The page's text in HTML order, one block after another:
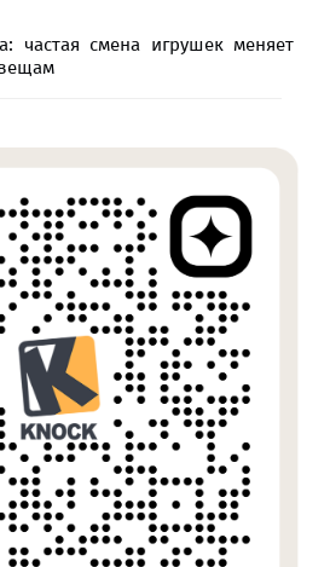
частая смена игрушек меняет